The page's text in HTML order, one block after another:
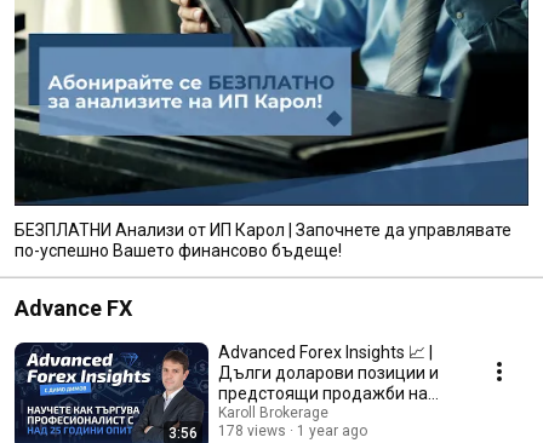
БЕЗПЛАТНИ Анализи от ИП Карол | Започнете да управлявате
по-успешно Вашето финансово бъдеще!
Advance FX
3:56
Advanced Forex Insights 📈 |
Дълги доларови позиции и
предстоящи продажби на
йени : | 20.11.2024
Karoll Brokerage
178 views
1 year ago